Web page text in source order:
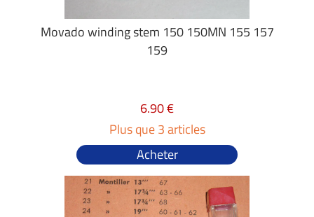
Movado winding stem 150 150MN 155 157
159
6.90 €
Plus que 3 articles
Acheter